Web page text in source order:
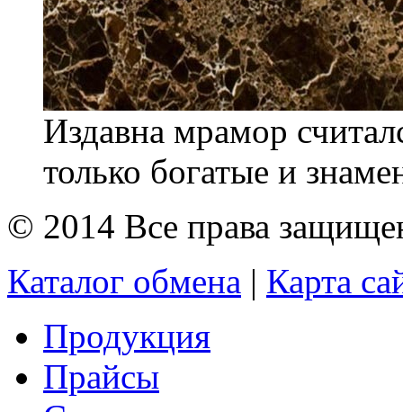
Издавна мрамор
только богатые и
© 2014 Все права
Каталог обмена | Карта
Продукция
Прайсы